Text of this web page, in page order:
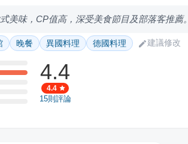
美味，CP值高，深受美食節目及部落客推薦
晚餐 異國料理 德國料理 建議修改
4.4
4.4
15則評論